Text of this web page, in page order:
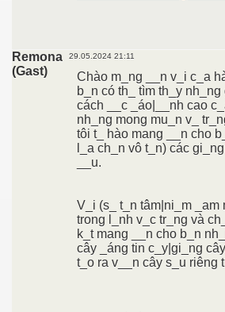
Remona
(Gast)
29.05.2024 21:11
Chào m_ng __n v_i c_a
b_n có th_ tìm th_y
cách __c _áo|__nh cao
nh_ng mong mu_n v_
tôi t_ hào mang __n cho
l_a ch_n vô t_n) các
__u.
V_i (s_ t_n tâm|ni_m
trong l_nh v_c tr_ng và
k_t mang __n cho b_n
cây _áng tin c_y|gi_ng
t_o ra v__n cây s_u riêng